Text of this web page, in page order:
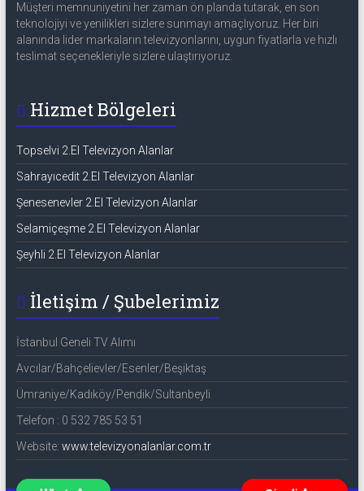
Müşteri memnuniyetini her zaman ön planda tutarak, en son
teknolojiyi ve yenilikleri sizlere sunmayı amaçlıyoruz. Her biri
alanında lider markaların televizyonlarını, uygun fiyatlarla ve hızlı
teslimat seçenekleriyle sizlere ulaştırıyoruz.
Hizmet Bölgeleri
Topselvi 2.El Televizyon Alanlar
Sahrayıcedit 2.El Televizyon Alanlar
Şenesenevler 2.El Televizyon Alanlar
Selamiçeşme 2.El Televizyon Alanlar
Şeyhli 2.El Televizyon Alanlar
İletişim / Şubelerimiz
İstanbul Geneli TV Alımı
Avcılar/Bahçelievler/Esenler/Beşiktaş
Ümraniye/Kadıköy/Pendik/Sultanbeyli
Telefon : 0 532 785 53 51
Website: www.televizyonalanlar.com.tr